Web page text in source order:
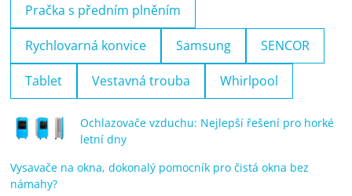
Pračka s předním plněním
Rychlovarná konvice Samsung SENCOR
Tablet Vestavná trouba Whirlpool
Ochlazovače vzduchu: Nejlepší řešení pro horké
letní dny
Vysavače na okna, dokonalý pomocník pro čistá okna bez
námahy?